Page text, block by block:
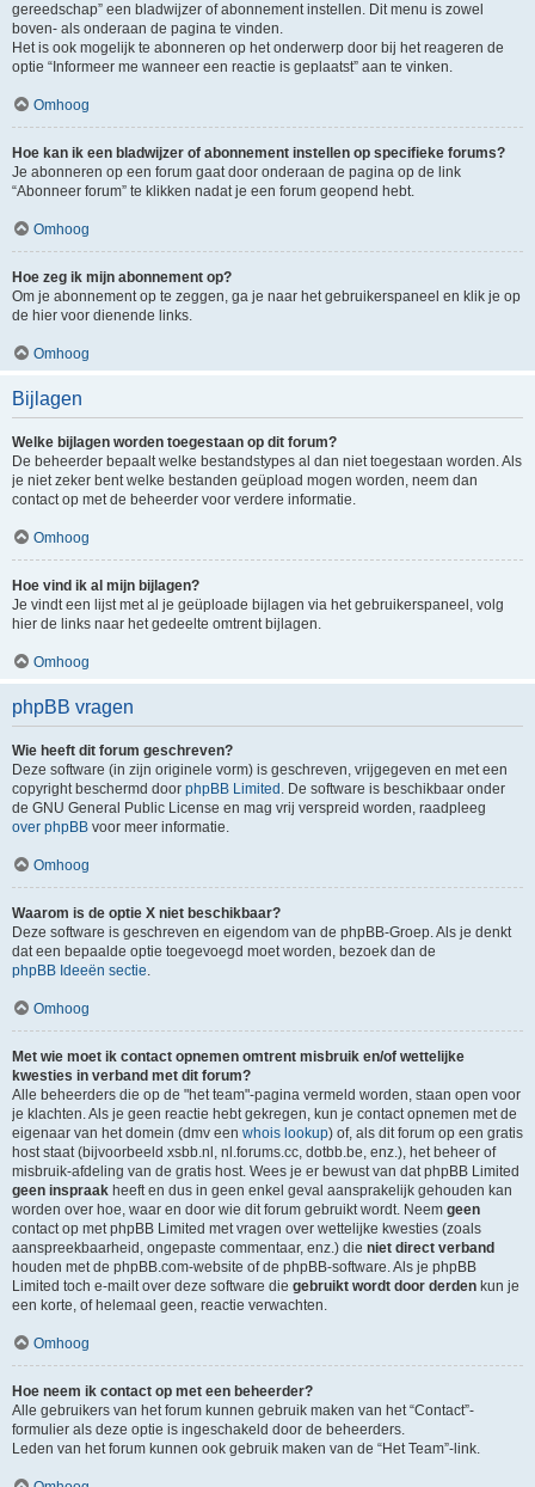
gereedschap” een bladwijzer of abonnement instellen. Dit menu is zowel
boven- als onderaan de pagina te vinden.
Het is ook mogelijk te abonneren op het onderwerp door bij het reageren de
optie “Informeer me wanneer een reactie is geplaatst” aan te vinken.
Omhoog
Hoe kan ik een bladwijzer of abonnement instellen op specifieke forums?
Je abonneren op een forum gaat door onderaan de pagina op de link
“Abonneer forum” te klikken nadat je een forum geopend hebt.
Omhoog
Hoe zeg ik mijn abonnement op?
Om je abonnement op te zeggen, ga je naar het gebruikerspaneel en klik je op
de hier voor dienende links.
Omhoog
Bijlagen
Welke bijlagen worden toegestaan op dit forum?
De beheerder bepaalt welke bestandstypes al dan niet toegestaan worden. Als
je niet zeker bent welke bestanden geüpload mogen worden, neem dan
contact op met de beheerder voor verdere informatie.
Omhoog
Hoe vind ik al mijn bijlagen?
Je vindt een lijst met al je geüploade bijlagen via het gebruikerspaneel, volg
hier de links naar het gedeelte omtrent bijlagen.
Omhoog
phpBB vragen
Wie heeft dit forum geschreven?
Deze software (in zijn originele vorm) is geschreven, vrijgegeven en met een
copyright beschermd door phpBB Limited . De software is beschikbaar onder
de GNU General Public License en mag vrij verspreid worden, raadpleeg
over phpBB voor meer informatie.
Omhoog
Waarom is de optie X niet beschikbaar?
Deze software is geschreven en eigendom van de phpBB-Groep. Als je denkt
dat een bepaalde optie toegevoegd moet worden, bezoek dan de
phpBB Ideeën sectie.
Omhoog
Met wie moet ik contact opnemen omtrent misbruik en/of wettelijke
kwesties in verband met dit forum?
Alle beheerders die op de "het team"-pagina vermeld worden, staan open voor
je klachten. Als je geen reactie hebt gekregen, kun je contact opnemen met de
eigenaar van het domein (dmv een whois lookup) of, als dit forum op een gratis
host staat (bijvoorbeeld xsbb.nl, nl.forums.cc, dotbb.be, enz.), het beheer of
misbruik-afdeling van de gratis host. Wees je er bewust van dat phpBB Limited
geen inspraak heeft en dus in geen enkel geval aansprakelijk gehouden kan
worden over hoe, waar en door wie dit forum gebruikt wordt. Neem geen
contact op met phpBB Limited met vragen over wettelijke kwesties (zoals
aanspreekbaarheid, ongepaste commentaar, enz.) die niet direct verband
houden met de phpBB.com-website of de phpBB-software. Als je phpBB
Limited toch e-mailt over deze software die gebruikt wordt door derden kun je
een korte, of helemaal geen, reactie verwachten.
Omhoog
Hoe neem ik contact op met een beheerder?
Alle gebruikers van het forum kunnen gebruik maken van het “Contact”-
formulier als deze optie is ingeschakeld door de beheerders.
Leden van het forum kunnen ook gebruik maken van de “Het Team”-link.